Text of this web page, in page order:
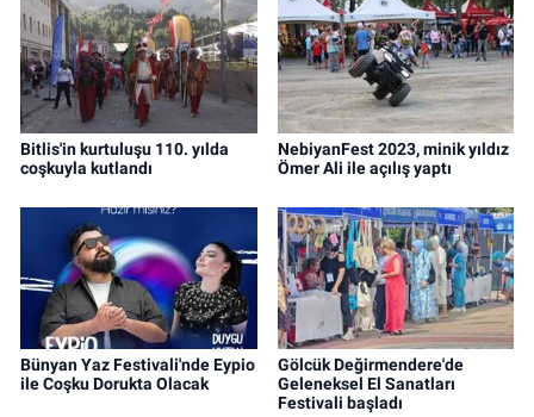
Bitlis'in kurtuluşu 110. yılda
coşkuyla kutlandı
NebiyanFest 2023, minik yıldız
Ömer Ali ile açılış yaptı
Bünyan Yaz Festivali'nde Eypio
ile Coşku Dorukta Olacak
Gölcük Değirmendere'de
Geleneksel El Sanatları
Festivali başladı